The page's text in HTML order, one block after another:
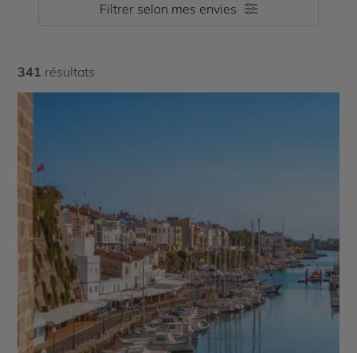
Filtrer selon mes envies
341 résultats